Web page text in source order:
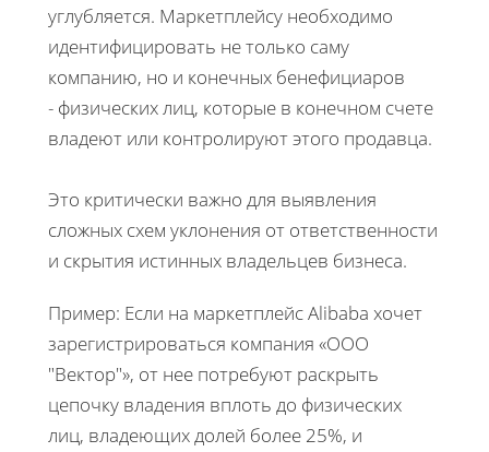
углубляется. Маркетплейсу необходимо
идентифицировать не только саму
компанию, но и конечных бенефициаров
- физических лиц, которые в конечном счете
владеют или контролируют этого продавца.
Это критически важно для выявления
сложных схем уклонения от ответственности
и скрытия истинных владельцев бизнеса.
Пример: Если на маркетплейс Alibaba хочет
зарегистрироваться компания «ООО
"Вектор"», от нее потребуют раскрыть
цепочку владения вплоть до физических
лиц, владеющих долей более 25%, и